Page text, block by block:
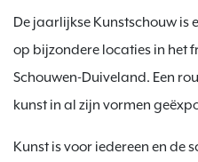
De jaarlijkse Kunstschouw
op bijzondere locaties in het
Schouwen-Duiveland. Een
kunst in al zijn vormen
Kunst is voor iedereen en de